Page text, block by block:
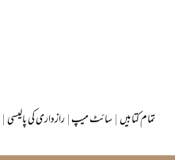
|رازداری کی پالیسی|سائٹ میپ|تمام کتابیں